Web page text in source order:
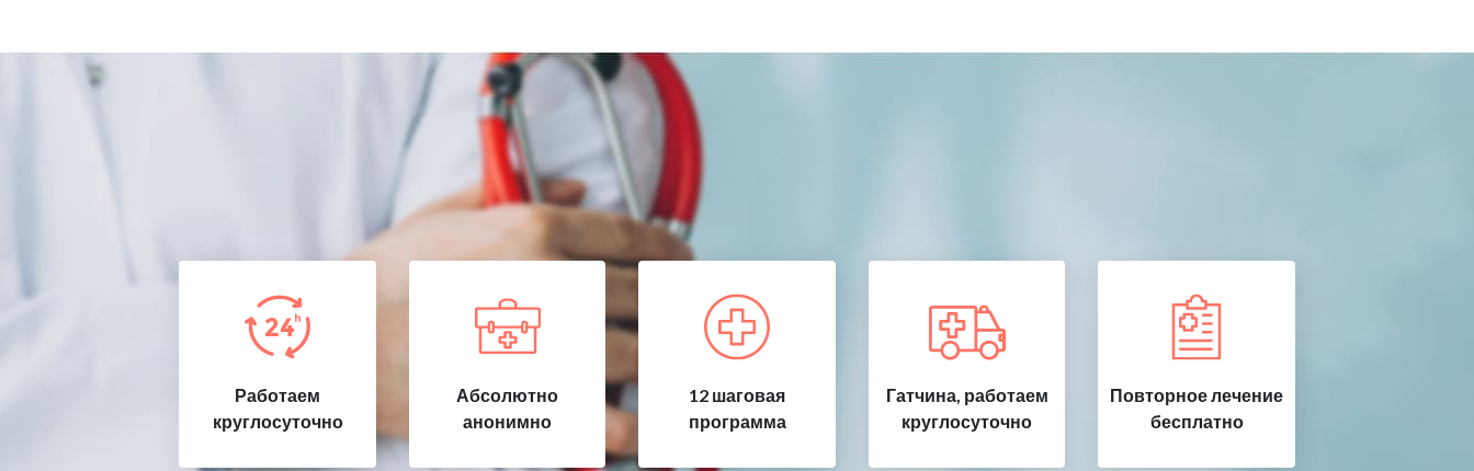
Работаем
круглосуточно
Абсолютно
анонимно
12 шаговая
программа
Гатчина, работаем
круглосуточно
Повторное лечение
бесплатно